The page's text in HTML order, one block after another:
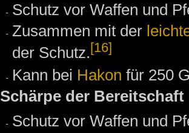
Schutz vor Waffen und
Zusammen mit der
der Schutz. [16]
Kann bei Hakon für 250
Schärpe der Bereitschaft
Schutz vor Waffen und